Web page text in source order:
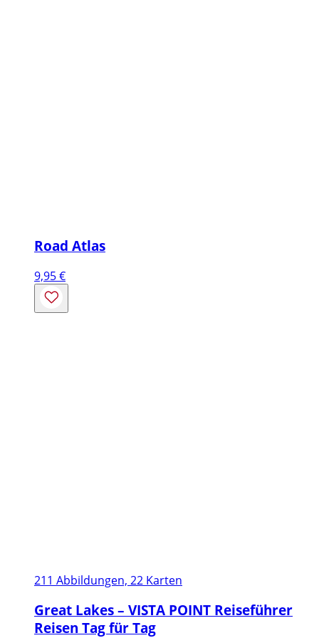
Road Atlas
9,95€
211 Abbildungen, 22 Karten
Great Lakes – VISTA POINT Reiseführer
Reisen Tag für Tag